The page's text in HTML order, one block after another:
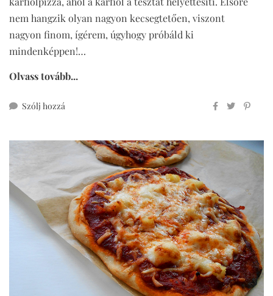
nem hangzik olyan nagyon kecsegtetően, viszont
nagyon finom, ígérem, úgyhogy próbáld ki
mindenképpen!…
Olvass tovább...
Szólj hozzá